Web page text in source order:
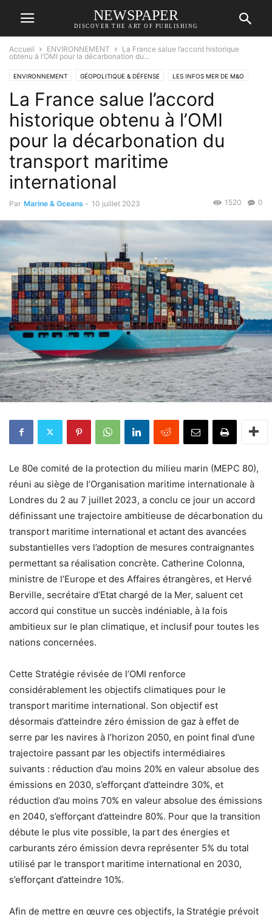
NEWSPAPER
DISCOVER THE ART OF PUBLISHING
Accueil ENVIRONNEMENT
La France salue l’accord historique
obtenu à l’OMI pour la décarbonation du...
ENVIRONNEMENT GÉOPOLITIQUE & DÉFENSE LES INFOS MER DE M&O
La France salue l’accord
historique obtenu à l’OMI
pour la décarbonation du
transport maritime
international
Par Marine & Oceans - 10 juillet 2023 0
1520
Le 80e comité de la protection du milieu marin (MEPC 80),
réuni au siège de l’Organisation maritime internationale à
Londres du 2 au 7 juillet 2023, a conclu ce jour un accord
définissant une trajectoire ambitieuse de décarbonation du
transport maritime international et actant des avancées
substantielles vers l’adoption de mesures contraignantes
permettant sa réalisation concrète. Catherine Colonna,
ministre de l’Europe et des Affaires étrangères, et Hervé
Berville, secrétaire d’Etat chargé de la Mer, saluent cet
accord qui constitue un succès indéniable, à la fois
ambitieux sur le plan climatique, et inclusif pour toutes les
nations concernées.
Cette Stratégie révisée de l’OMI renforce
considérablement les objectifs climatiques pour le
transport maritime international. Son objectif est
désormais d’atteindre zéro émission de gaz à effet de
serre par les navires à l’horizon 2050, en point final d’une
trajectoire passant par les objectifs intermédiaires
suivants : réduction d’au moins 20% en valeur absolue des
émissions en 2030, s’efforçant d’atteindre 30%, et
réduction d’au moins 70% en valeur absolue des émissions
en 2040, s’efforçant d’atteindre 80%. Pour que la transition
débute le plus vite possible, la part des énergies et
carburants zéro émission devra représenter 5% du total
utilisé par le transport maritime international en 2030,
s’efforçant d’atteindre 10%.
Afin de mettre en œuvre ces objectifs, la Stratégie prévoit